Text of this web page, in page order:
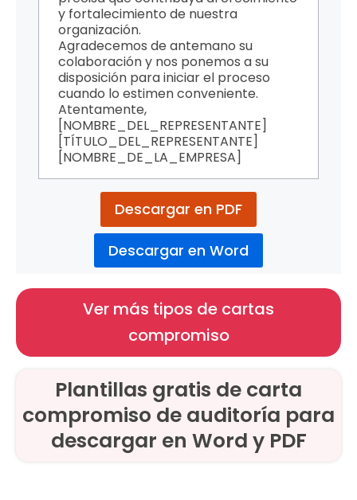
y fortalecimiento de nuestra
organización.
Agradecemos de antemano su
colaboración y nos ponemos a su
disposición para iniciar el proceso
cuando lo estimen conveniente.
Atentamente,
[NOMBRE_DEL_REPRESENTANTE]
[TÍTULO_DEL_REPRESENTANTE]
[NOMBRE_DE_LA_EMPRESA]
Descargar en PDF
Descargar en Word
Ver más tipos de cartas
compromiso
Plantillas gratis de carta
compromiso de auditoría para
descargar en Word y PDF